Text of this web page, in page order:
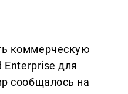
коммерческую
Enterprise для
сообщалось на